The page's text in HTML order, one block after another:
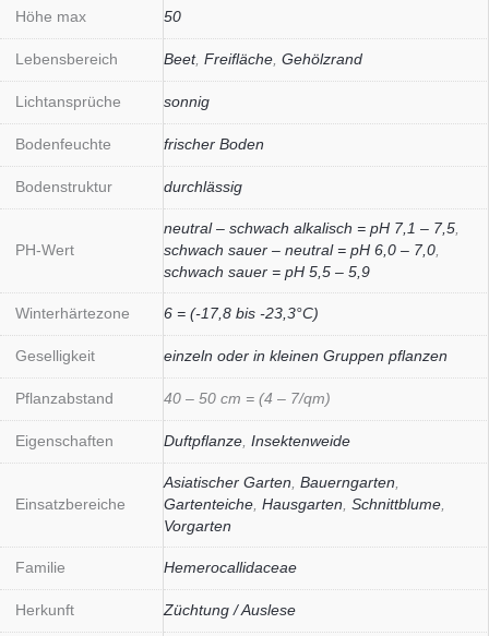
Höhe max 50
Lebensbereich Beet, Freifläche Gehölzrand
Lichtansprüche sonnig
Bodenfeuchte frischer Boden
Bodenstruktur durchlässig
PH-Wert
neutral – schwach alkalisch = pH 7,1 – 7,5
schwach sauer – neutral = pH 6,0 – 7,0
schwach sauer = pH 5,5 – 5,9
Winterhärtezone 6 = (-17,8 bis -23,3°C)
Geselligkeit einzeln oder in kleinen Gruppen pflanzen
Pflanzabstand 40 – 50 cm = (4 – 7/qm)
Eigenschaften Duftpflanze Insektenweide
Einsatzbereiche
Asiatischer Garten Bauerngarten
Gartenteiche Hausgarten Schnittblume
Vorgarten
Familie Hemerocallidaceae
Herkunft Züchtung / Auslese